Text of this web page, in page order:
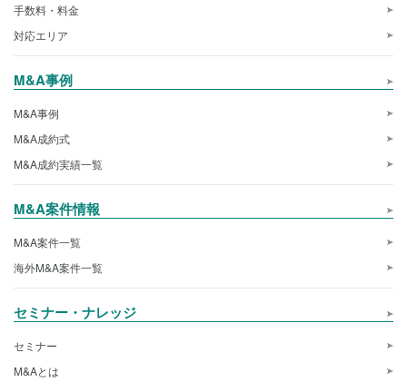
手数料・料金
対応エリア
M&A事例
M&A事例
M&A成約式
M&A成約実績一覧
M&A案件情報
M&A案件一覧
海外M&A案件一覧
セミナー・ナレッジ
セミナー
M&Aとは